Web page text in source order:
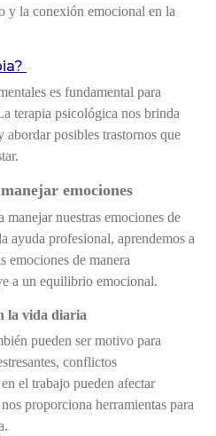
y la conexión emocional en la
es fundamental para
terapia psicológica nos brinda
abordar posibles trastornos que
emociones
nuestras emociones de
ayuda profesional, aprendemos a
emociones de manera
a un equilibrio emocional.
la vida diaria
pueden ser motivo para
conflictos
el trabajo pueden afectar
proporciona herramientas para